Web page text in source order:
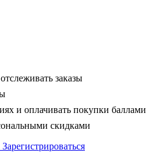
заказы
и оплачивать покупки баллами
скидками
Зарегистрироваться